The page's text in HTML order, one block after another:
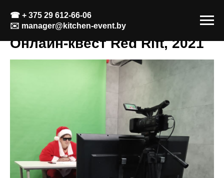
☎ + 375 29 612-66-06
✉️ manager@kitchen-event.by
Онлайн-квест Red Rift, 2021